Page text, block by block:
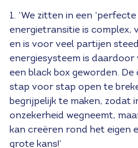
1. ‘We zitten in een
energietransitie is complex,
en is voor veel partijen
energiesysteem is daardoor
een black box geworden. De
stap voor stap open te
begrijpelijk te maken, zodat
onzekerheid wegneemt,
kan creëren rond het eigen
grote kans!’